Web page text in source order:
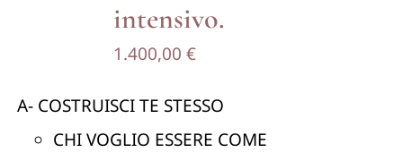
intensivo.
1.400,00 €
A- COSTRUISCI TE STESSO
CHI VOGLIO ESSERE COME